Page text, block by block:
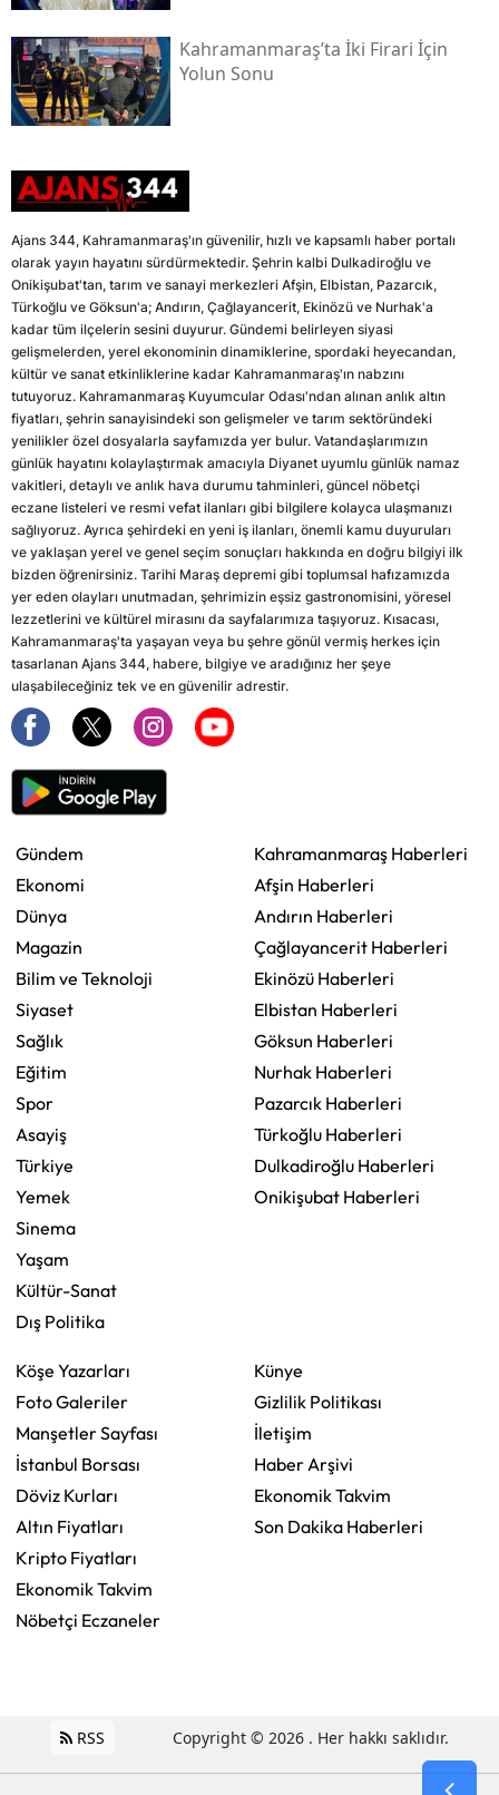
Kahramanmaraş’ta İki Firari İçin
Yolun Sonu
Ajans 344, Kahramanmaraş'ın güvenilir, hızlı ve kapsamlı haber portalı
olarak yayın hayatını sürdürmektedir. Şehrin kalbi Dulkadiroğlu ve
Onikişubat'tan, tarım ve sanayi merkezleri Afşin, Elbistan, Pazarcık,
Türkoğlu ve Göksun'a; Andırın, Çağlayancerit, Ekinözü ve Nurhak'a
kadar tüm ilçelerin sesini duyurur. Gündemi belirleyen siyasi
gelişmelerden, yerel ekonominin dinamiklerine, spordaki heyecandan,
kültür ve sanat etkinliklerine kadar Kahramanmaraş'ın nabzını
tutuyoruz. Kahramanmaraş Kuyumcular Odası'ndan alınan anlık altın
fiyatları, şehrin sanayisindeki son gelişmeler ve tarım sektöründeki
yenilikler özel dosyalarla sayfamızda yer bulur. Vatandaşlarımızın
günlük hayatını kolaylaştırmak amacıyla Diyanet uyumlu günlük namaz
vakitleri, detaylı ve anlık hava durumu tahminleri, güncel nöbetçi
eczane listeleri ve resmi vefat ilanları gibi bilgilere kolayca ulaşmanızı
sağlıyoruz. Ayrıca şehirdeki en yeni iş ilanları, önemli kamu duyuruları
ve yaklaşan yerel ve genel seçim sonuçları hakkında en doğru bilgiyi ilk
bizden öğrenirsiniz. Tarihi Maraş depremi gibi toplumsal hafızamızda
yer eden olayları unutmadan, şehrimizin eşsiz gastronomisini, yöresel
lezzetlerini ve kültürel mirasını da sayfalarımıza taşıyoruz. Kısacası,
Kahramanmaraş'ta yaşayan veya bu şehre gönül vermiş herkes için
tasarlanan Ajans 344, habere, bilgiye ve aradığınız her şeye
ulaşabileceğiniz tek ve en güvenilir adrestir.
Gündem
Ekonomi
Dünya
Magazin
Bilim ve Teknoloji
Siyaset
Sağlık
Eğitim
Spor
Asayiş
Türkiye
Yemek
Sinema
Yaşam
Kültür-Sanat
Dış Politika
Kahramanmaraş Haberleri
Afşin Haberleri
Andırın Haberleri
Çağlayancerit Haberleri
Ekinözü Haberleri
Elbistan Haberleri
Göksun Haberleri
Nurhak Haberleri
Pazarcık Haberleri
Türkoğlu Haberleri
Dulkadiroğlu Haberleri
Onikişubat Haberleri
Köşe Yazarları
Foto Galeriler
Manşetler Sayfası
İstanbul Borsası
Döviz Kurları
Altın Fiyatları
Kripto Fiyatları
Ekonomik Takvim
Nöbetçi Eczaneler
Künye
Gizlilik Politikası
İletişim
Haber Arşivi
Ekonomik Takvim
Son Dakika Haberleri
RSS Copyright © 2026 . Her hakkı saklıdır.